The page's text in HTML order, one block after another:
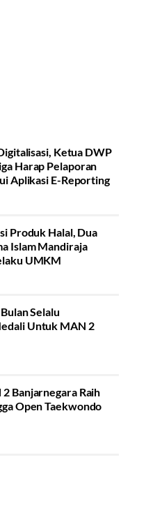
Ketua DWP
Harap Pelaporan
Aplikasi E-Reporting
Produk Halal, Dua
Islam Mandiraja
UMKM
Selalu
Untuk MAN 2
Banjarnegara Raih
Open Taekwondo